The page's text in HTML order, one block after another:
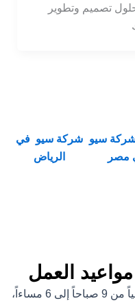
تصميم وتطوير
سيو شركة سيو في
الرياض
مواعيد العمل
يومياً من 9 صباحاً إلى 6 مساءاً،